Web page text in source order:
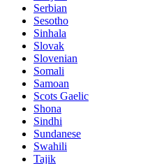
Serbian
Sesotho
Sinhala
Slovak
Slovenian
Somali
Samoan
Scots Gaelic
Shona
Sindhi
Sundanese
Swahili
Tajik